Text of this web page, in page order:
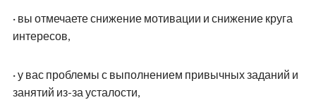
· вы отмечаете снижение мотивации и снижение круга
интересов,
·у вас проблемы с выполнением привычных заданий и
занятий из-за усталости,